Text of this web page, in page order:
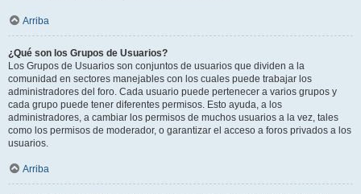
Arriba
¿Qué son los Grupos de Usuarios?
Los Grupos de Usuarios son conjuntos de usuarios que dividen a la
comunidad en sectores manejables con los cuales puede trabajar los
administradores del foro. Cada usuario puede pertenecer a varios grupos y
cada grupo puede tener diferentes permisos. Esto ayuda, a los
administradores, a cambiar los permisos de muchos usuarios a la vez, tales
como los permisos de moderador, o garantizar el acceso a foros privados a los
usuarios.
Arriba